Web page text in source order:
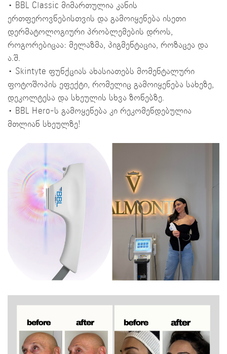
•⁠ ⁠BBL Classic მიმართულია კანის
ერთფეროვნებისთვის და გამოიყენება ისეთი
დერმატოლოგიური პრობლემების დროს,
როგორებიცაა: მელაზმა, პიგმენტაცია, როზაცეა და
ა.შ.
•⁠ ⁠Skintyte ფუნქციას ახასიათებს მომენტალური
ფოტოშოპის ეფექტი, რომელიც გამოიყენება სახეზე,
დეკოლტესა და სხეულის სხვა ზონებზე.
•⁠ ⁠BBL Hero-ს გამოყენება კი რეკომენდებულია
მთლიან სხეულზე!